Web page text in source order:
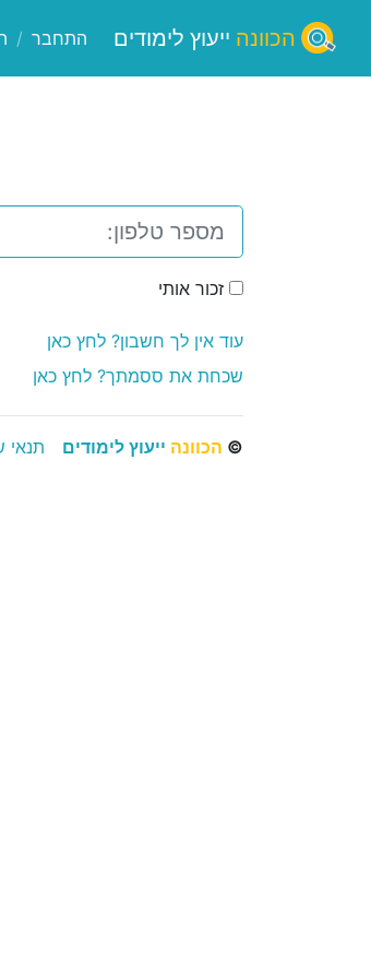
הכוונה ייעוץ לימודים התחבר /
זכור אותי
עוד אין לך חשבון? לחץ כאן
שכחת את ססמתך? לחץ כאן
© הכוונה ייעוץ לימודים תנאי